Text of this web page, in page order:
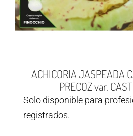
ACHICORIA JASPEADA
PRECOZ var.
Solo disponible para
registrados.